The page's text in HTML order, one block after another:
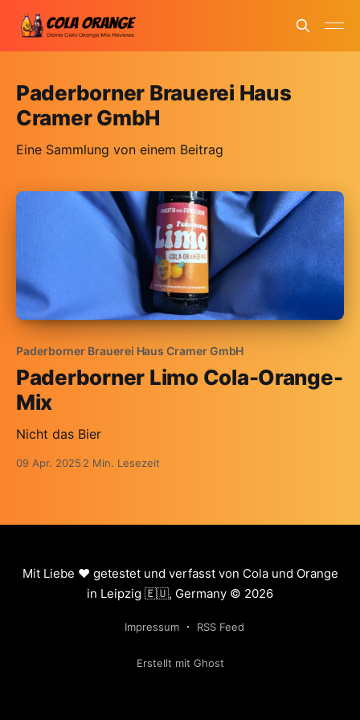
Paderborner Brauerei Haus
Cramer GmbH
Eine Sammlung von einem Beitrag
Paderborner Brauerei Haus Cramer GmbH
Paderborner Limo Cola-Orange-
Mix
Nicht das Bier
09 Apr. 2025 2 Min. Lesezeit
Mit Liebe ❤️ getestet und verfasst von Cola und Orange
in Leipzig 🇪🇺, Germany © 2026
Impressum RSS Feed
Erstellt mit Ghost